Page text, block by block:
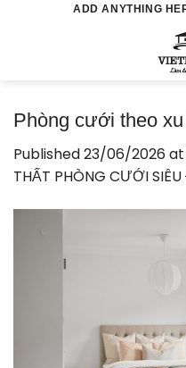
ADD ANYTHING
Phòng cưới theo
Published23/06/2026 at
THẤT PHÒNG CƯỚI